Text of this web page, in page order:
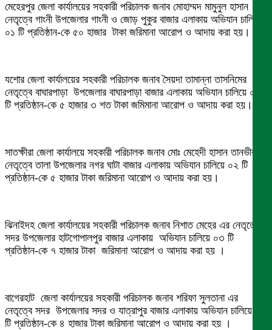
মেহেরপুর জেলা কার্যালয়ের সহকারী পরিচালক জনাব মোহাম্মদ মামুনুল হাসান এর
নেতৃত্বে গাংনী উপজেলার গাংনী ও জোড় পুকুর বাজার এলাকায় অভিযান চালিয়ে
০১ টি প্রতিষ্ঠান-কে ৫০ হাজার টাকা জরিমানা আরোপ ও আদায় করা হয়।
যশোর জেলা কার্যালয়ের সহকারী পরিচালক জনাব সৈয়দা তামান্না তাসনিমের
নেতৃত্বে বাঘারপাড়া উপজেলার বাঘারপাড়া বাজার এলাকায় অভিযান চালিয়ে ০২
টি প্রতিষ্ঠান-কে ৫ হাজার ৩ শত টাকা জমিমানা আরোপ ও আদায় করা হয়।
সাতক্ষীরা জেলা কার্যালয়ে সহকারী পরিচালক জনাব মোঃ মেহেদী হাসান তানভীরএর
নেতৃত্বে তালা উপজেলার নগর ঘাটা বাজার এলাকায় অভিযান চালিয়ে ০২ টি
প্রতিষ্ঠান-কে ৫ হাজার টাকা জরিমানা আরোপ ও আদায় করা হয়।
ঝিনাইদহ জেলা কার্যালয়ের সহকারী পরিচালক জনাব নিশাত মেহের এর নেতৃত্বে
সদর উপজেলার হাটগোপালপুর বাজার এলাকায় অভিযান চালিয়ে ০৩ টি
প্রতিষ্ঠান-কে ৭ হাজার টাকা জরিমানা আরোপ ও আদায় করা হয় ।
বাগেরহাট জেলা কার্যালয়ের সহকারী পরিচালক জনাব শরিফা সুলতানা এর
নেতৃত্বে সদর উপজেলার সদর ও যাত্রাপুর বাজার এলাকায় অভিযান চালিয়ে ০১
টি প্রতিষ্ঠান-কে ৪ হাজার টাকা জরিমানা আরোপ ও আদায় করা হয় ।